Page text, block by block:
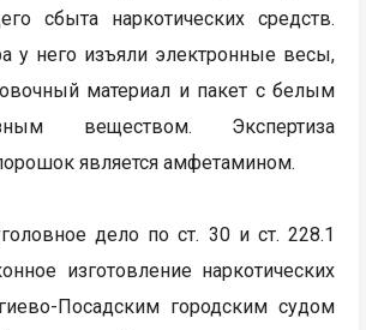
сбыта наркотических средств.
у него изъяли электронные весы,
материал и пакет с белым
веществом. Экспертиза
является амфетамином.
дело по ст. 30 и ст. 228.1
изготовление наркотических
Посадским городским судом